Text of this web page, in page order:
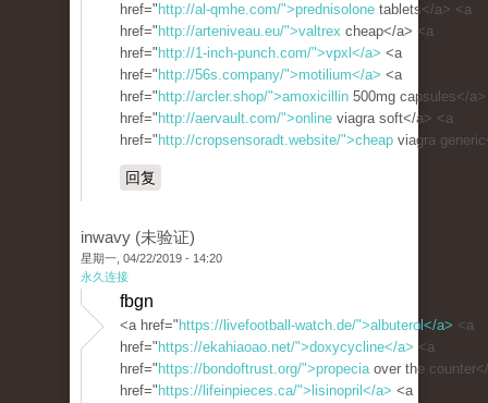
href=" http://al-qmhe.com/">prednisolone tablets</a> <a
href=" http://arteniveau.eu/">valtrex cheap</a> <a
href=" http://1-inch-punch.com/">vpxl</a> <a
href=" http://56s.company/">motilium</a> <a
href=" http://arcler.shop/">amoxicillin 500mg capsules</
href=" http://aervault.com/">online viagra soft</a> <a
href=" http://cropsensoradt.website/">cheap viagra
回复
inwavy (未验证)
星期一, 04/22/2019 - 14:20
永久连接
fbgn
<a href=" https://livefootball-watch.de/">albuterol</a> <a
href=" https://ekahiaoao.net/">doxycycline</a> <a
href=" https://bondoftrust.org/">propeciaover the
href=" https://lifeinpieces.ca/">lisinopril</a> <a